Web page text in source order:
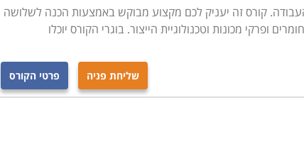
קורס זה יעניק לכם מקצוע מבוקש באמצעות הכנה לשלושה
ופרקי מכונות וטכנולוגיית הייצור. בוגרי הקורס יוכלו
שליחת פניה פרטי הקורס